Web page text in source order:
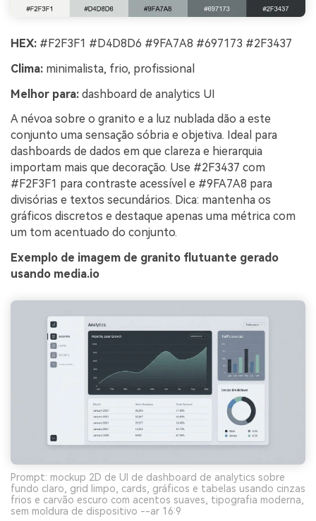
HEX: #F2F3F1 #D4D8D6 #9FA7A8 #697173 #2F3437
Clima: minimalista, frio, profissional
Melhor para: dashboard de analytics UI
A névoa sobre o granito e a luz nublada dão a este
conjunto uma sensação sóbria e objetiva. Ideal para
dashboards de dados em que clareza e hierarquia
importam mais que decoração. Use #2F3437 com
#F2F3F1 para contraste acessível e #9FA7A8 para
divisórias e textos secundários. Dica: mantenha os
gráficos discretos e destaque apenas uma métrica com
um tom acentuado do conjunto.
Exemplo de imagem de granito flutuante gerado
usando media.io
Prompt: mockup 2D de UI de dashboard de analytics sobre
fundo claro, grid limpo, cards, gráficos e tabelas usando cinzas
frios e carvão escuro com acentos suaves, tipografia moderna,
sem moldura de dispositivo --ar 16:9